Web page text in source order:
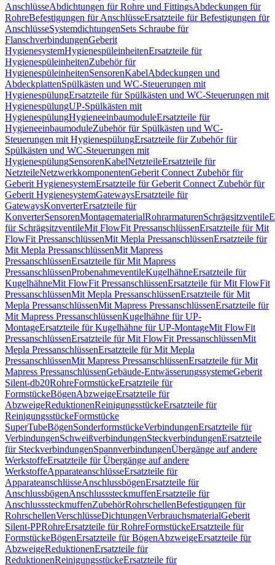
AnschlüsseAbdichtungen für Rohre und FittingsAbdeckungen für
RohreBefestigungen für AnschlüsseErsatzteile für Befestigungen für
AnschlüsseSystemdichtungenSets Schraube für
FlanschverbindungenGeberit
HygienesystemHygienespüleinheitenErsatzteile für
HygienespüleinheitenZubehör für
HygienespüleinheitenSensorenKabelAbdeckungen und
AbdeckplattenSpülkästen und WC-Steuerungen mit
HygienespülungErsatzteile für Spülkästen und WC-Steuerungen mit
HygienespülungUP-Spülkästen mit
HygienespülungHygieneeinbaumoduleErsatzteile für
HygieneeinbaumoduleZubehör für Spülkästen und WC-
Steuerungen mit HygienespülungErsatzteile für Zubehör für
Spülkästen und WC-Steuerungen mit
HygienespülungSensorenKabelNetzteileErsatzteile für
NetzteileNetzwerkkomponentenGeberit Connect Zubehör für
Geberit HygienesystemErsatzteile für Geberit Connect Zubehör für
Geberit HygienesystemGatewaysErsatzteile für
GatewaysKonverterErsatzteile für
KonverterSensorenMontagematerialRohrarmaturenSchrägsitzventile
für SchrägsitzventileMit FlowFit PressanschlüssenErsatzteile für Mit
FlowFit PressanschlüssenMit Mepla PressanschlüssenErsatzteile für
Mit Mepla PressanschlüssenMit Mapress
PressanschlüssenErsatzteile für Mit Mapress
PressanschlüssenProbenahmeventileKugelhähneErsatzteile für
KugelhähneMit FlowFit PressanschlüssenErsatzteile für Mit FlowFit
PressanschlüssenMit Mepla PressanschlüssenErsatzteile für Mit
Mepla PressanschlüssenMit Mapress PressanschlüssenErsatzteile für
Mit Mapress PressanschlüssenKugelhähne für UP-
MontageErsatzteile für Kugelhähne für UP-MontageMit FlowFit
PressanschlüssenErsatzteile für Mit FlowFit PressanschlüssenMit
Mepla PressanschlüssenErsatzteile für Mit Mepla
PressanschlüssenMit Mapress PressanschlüssenErsatzteile für Mit
Mapress PressanschlüssenGebäude-EntwässerungssystemeGeberit
Silent-db20RohreFormstückeErsatzteile für
FormstückeBögenAbzweigeErsatzteile für
AbzweigeReduktionenReinigungsstückeErsatzteile für
ReinigungsstückeFormstücke
SuperTubeBögenSonderformstückeVerbindungenErsatzteile für
VerbindungenSchweißverbindungenSteckverbindungenErsatzteile
für SteckverbindungenSpannverbindungenÜbergänge auf andere
WerkstoffeErsatzteile für Übergänge auf andere
WerkstoffeApparateanschlüsseErsatzteile für
ApparateanschlüsseAnschlussbögenErsatzteile für
AnschlussbögenAnschlusssteckmuffenErsatzteile für
AnschlusssteckmuffenZubehörRohrschellenBefestigungen für
RohrschellenVerschlüsseDichtungenVerbrauchsmaterialGeberit
Silent-PPRohreErsatzteile für RohreFormstückeErsatzteile für
FormstückeBögenErsatzteile für BögenAbzweigeErsatzteile für
AbzweigeReduktionenErsatzteile für
ReduktionenReinigungsstückeErsatzteile für